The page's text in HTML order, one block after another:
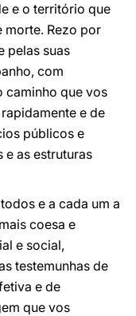
e o território que
morte. Rezo por
pelas suas
com
caminho que vos
e de
públicos e
e as estruturas
e a cada um a
coesa e
e social,
testemunhas de
e de
que vos